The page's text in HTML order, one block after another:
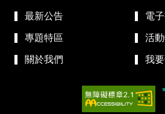
最新公告 電
專題特區 活
關於我們 我